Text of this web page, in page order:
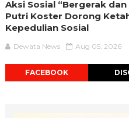
Aksi Sosial “Bergerak
Putri Koster Dorong
Kepedulian Sosial
Dewata News Aug 05, 2026
FACEBOOK